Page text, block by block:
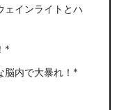
ェインライトとハ
*
脳内で大暴れ！*